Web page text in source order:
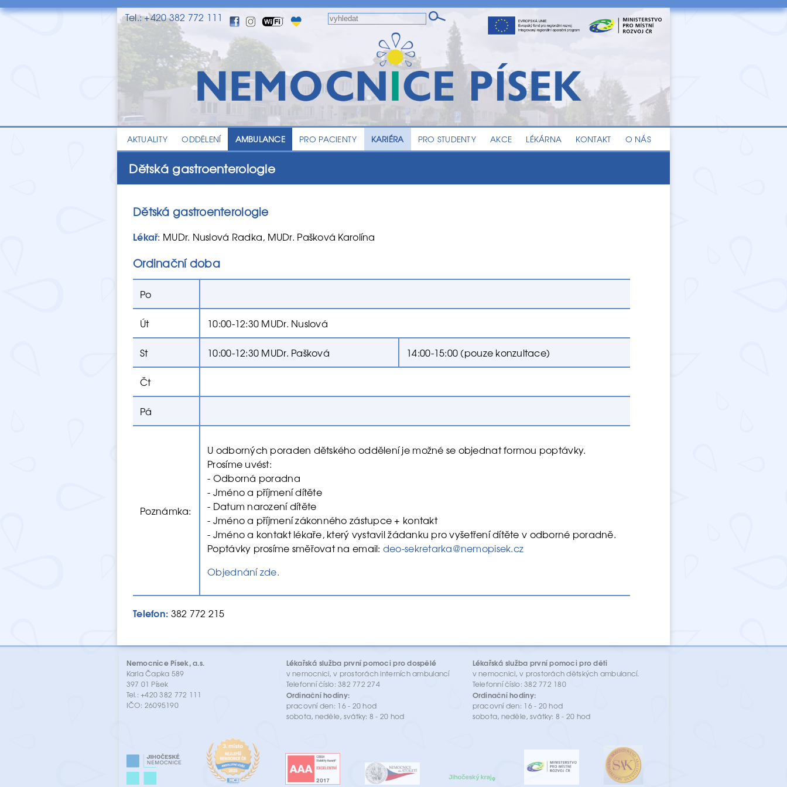
Tel.: +420 382 772 111
AKTUALITY ODDĚLENÍ AMBULANCE PRO PACIENTY KARIÉRA PRO STUDENTY AKCE LÉKÁRNA KONTAKT O NÁS
Dětská gastroenterologie
Dětská gastroenterologie
Lékař: MUDr. Nuslová Radka, MUDr. Pašková Karolína
Ordinační doba
Po
Út 10:00-12:30 MUDr. Nuslová
St 10:00-12:30 MUDr. Pašková 14:00-15:00 (pouze konzultace)
Čt
Pá
Poznámka:
U odborných poraden dětského oddělení je možné se objednat formou poptávky.
Prosíme uvést:
- Odborná poradna
- Jméno a příjmení dítěte
- Datum narození dítěte
- Jméno a příjmení zákonného zástupce + kontakt
- Jméno a kontakt lékaře, který vystavil žádanku pro vyšetření dítěte v odborné poradně.
Poptávky prosíme směřovat na email: deo-sekretarka@nemopisek.cz
Objednání zde.
Telefon: 382 772 215
Nemocnice Písek, a.s.
Karla Čapka 589
397 01 Písek
Tel.: +420 382 772 111
IČO: 26095190
Lékařská služba první pomoci pro dospělé
v nemocnici, v prostorách interních ambulancí
Telefonní číslo: 382 772 274
Ordinační hodiny:
pracovní den: 16 - 20 hod
sobota, neděle, svátky: 8 - 20 hod
Lékařská služba první pomoci pro děti
v nemocnici, v prostorách dětských ambulancí.
Telefonní číslo: 382 772 180
Ordinační hodiny:
pracovní den: 16 - 20 hod
sobota, neděle, svátky: 8 - 20 hod